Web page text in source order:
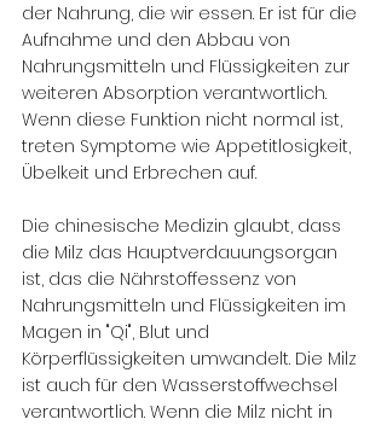
der Nahrung, die wir essen. Er ist für die
Aufnahme und den Abbau von
Nahrungsmitteln und Flüssigkeiten zur
weiteren Absorption verantwortlich.
Wenn diese Funktion nicht normal ist,
treten Symptome wie Appetitlosigkeit,
Übelkeit und Erbrechen auf.
Die chinesische Medizin glaubt, dass
die Milz das Hauptverdauungsorgan
ist, das die Nährstoffessenz von
Nahrungsmitteln und Flüssigkeiten im
Magen in "Qi", Blut und
Körperflüssigkeiten umwandelt. Die Milz
ist auch für den Wasserstoffwechsel
verantwortlich. Wenn die Milz nicht in